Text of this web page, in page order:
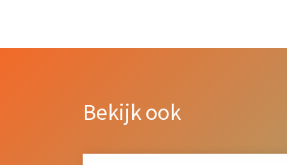
Bekijk ook